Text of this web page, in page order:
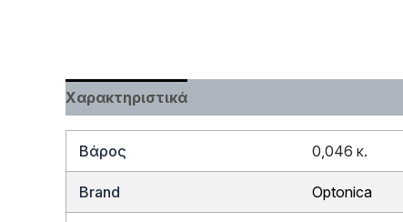
Χαρακτηριστικά
Βάρος 0,046 κ.
Brand Optonica